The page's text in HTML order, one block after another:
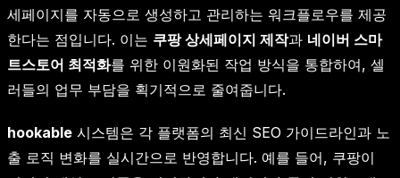
세페이지를 자동으로 생성하고 관리하는 워크플로우를 제공
한다는 점입니다. 이는 쿠팡 상세페이지 제작과 네이버 스마
트스토어 최적화를 위한 이원화된 작업 방식을 통합하여, 셀
러들의 업무 부담을 획기적으로 줄여줍니다.
hookable 시스템은 각 플랫폼의 최신 SEO 가이드라인과 노
출 로직 변화를 실시간으로 반영합니다. 예를 들어, 쿠팡이